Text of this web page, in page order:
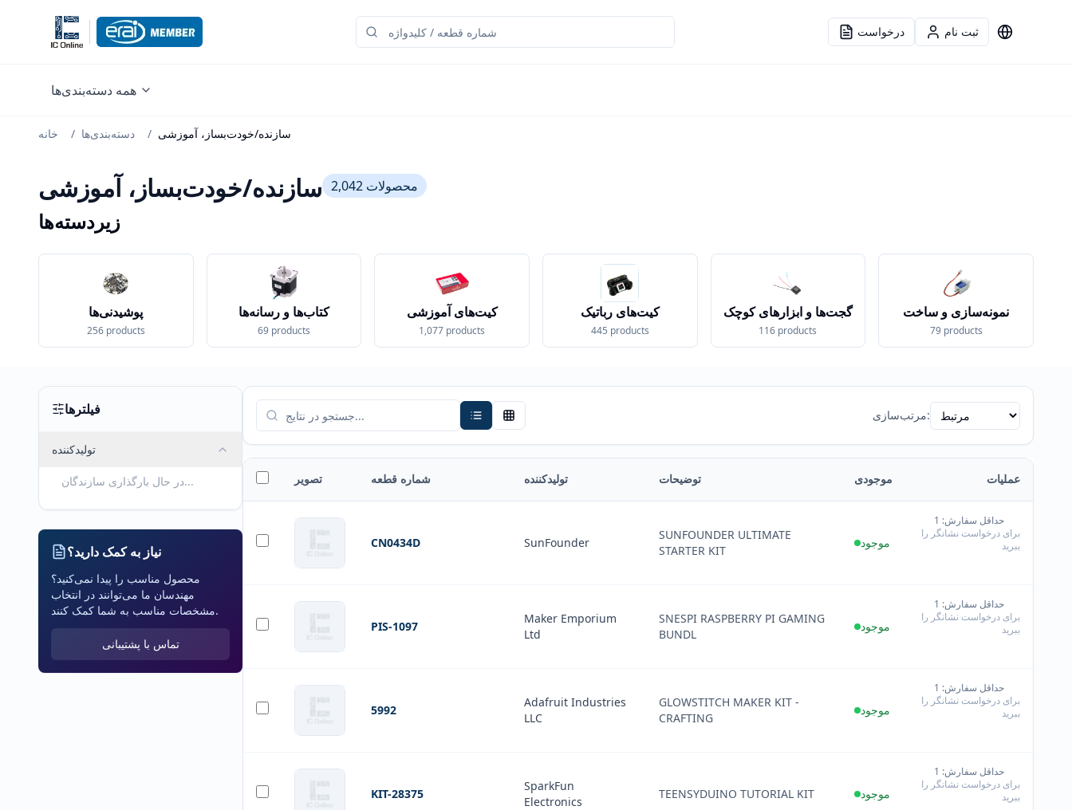
درخواست ثبت نام زبان
همه دسته‌بندی‌ها
خانه / دسته‌بندی‌ها / سازنده/خودت‌بساز، آموزشی
سازنده/خودت‌بساز، آموزشی 2,042 محصولات
زیردسته‌ها
پوشیدنی‌ها
256 products
کتاب‌ها و رسانه‌ها
69 products
کیت‌های آموزشی
1,077 products
کیت‌های رباتیک
445 products
گجت‌ها و ابزارهای کوچک
116 products
نمونه‌سازی و ساخت
79 products
فیلترها
تولیدکننده
در حال بارگذاری سازندگان...
نیاز به کمک دارید؟
محصول مناسب را پیدا نمی‌کنید؟
مهندسان ما می‌توانند در انتخاب
مشخصات مناسب به شما کمک کنند.
تماس با پشتیبانی
مرتب‌سازی:
تصویر شماره قطعه تولیدکننده توضیحات موجودی عملیات
CN0434D SunFounder
SUNFOUNDER ULTIMATE
STARTER KIT
موجود
−
حداقل سفارش: 1
برای درخواست نشانگر را
ببرید
PIS-1097
Maker Emporium
Ltd
SNESPI RASPBERRY PI GAMING
BUNDL
موجود
−
حداقل سفارش: 1
برای درخواست نشانگر را
ببرید
5992
Adafruit Industries
LLC
GLOWSTITCH MAKER KIT -
CRAFTING
موجود
−
حداقل سفارش: 1
برای درخواست نشانگر را
ببرید
KIT-28375
SparkFun
Electronics
TEENSYDUINO TUTORIAL KIT موجود
−
حداقل سفارش: 1
برای درخواست نشانگر را
ببرید